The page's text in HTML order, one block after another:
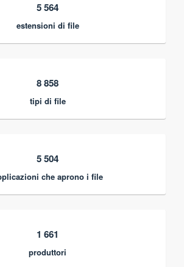
5 564
estensioni di file
8 858
tipi di file
5 504
che aprono i file
1 661
produttori